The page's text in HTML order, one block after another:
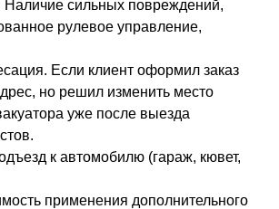
Наличие сильных повреждений,
рулевое управление,
Если клиент оформил заказ
но решил изменить место
уже после выезда
к автомобилю (гараж, кювет,
применения дополнительного